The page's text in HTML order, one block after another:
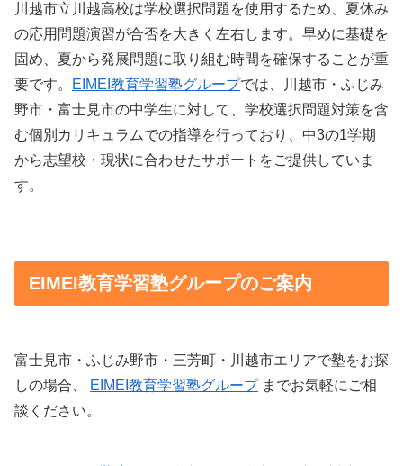
川越市立川越高校は学校選択問題を使用するため、夏休み
の応用問題演習が合否を大きく左右します。早めに基礎を
固め、夏から発展問題に取り組む時間を確保することが重
要です。
EIMEI教育学習塾グループでは、川越市・ふじみ
野市・富士見市の中学生に対して、学校選択問題対策を含
む個別カリキュラムでの指導を行っており、中3の1学期
から志望校・現状に合わせたサポートをご提供していま
す。
EIMEI教育学習塾グループのご案内
富士見市・ふじみ野市・三芳町・川越市エリアで塾をお探
しの場合、
EIMEI教育学習塾グループまでお気軽にご相
談ください。